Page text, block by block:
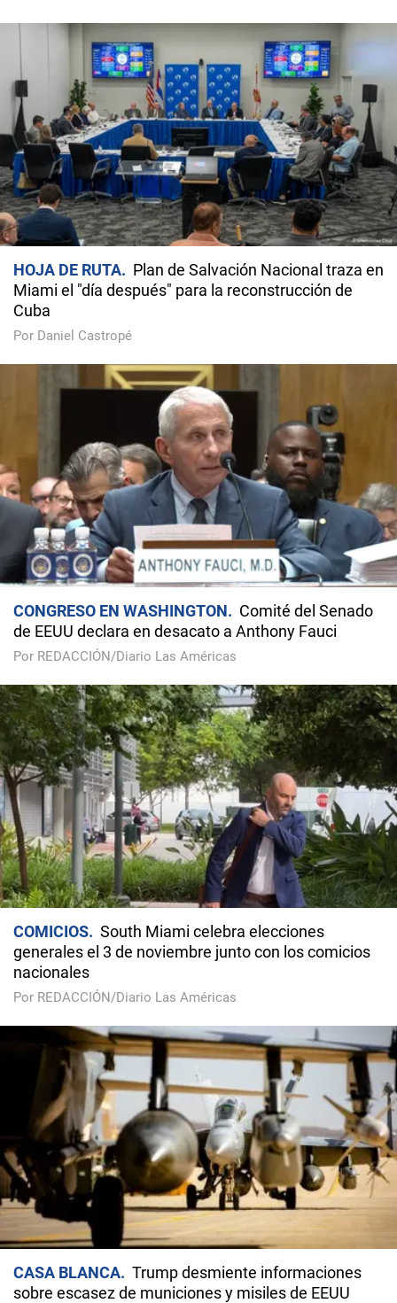
HOJA DE RUTA
Plan de Salvación Nacional traza en
Miami el "día después" para la reconstrucción de
Cuba
Por Daniel Castropé
CONGRESO EN WASHINGTON
Comité del Senado
de EEUU declara en desacato a Anthony Fauci
Por REDACCIÓN/Diario Las Américas
COMICIOS
South Miami celebra elecciones
generales el 3 de noviembre junto con los comicios
nacionales
Por REDACCIÓN/Diario Las Américas
CASA BLANCA
Trump desmiente informaciones
sobre escasez de municiones y misiles de EEUU